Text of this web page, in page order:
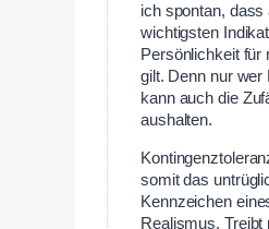
ich spontan, dass
wichtigsten
Persönlichkeit für
gilt. Denn nur wer
kann auch die
aushalten.
somit das
Kennzeichen
Realismus. Treibt